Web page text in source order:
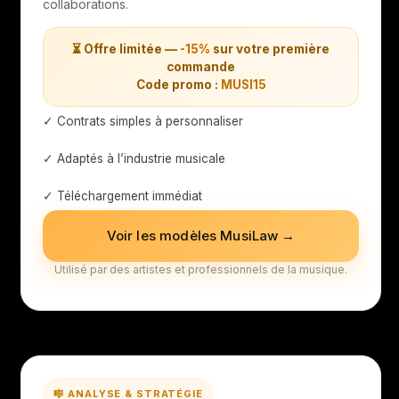
collaborations.
⏳ Offre limitée — -15% sur votre première
commande
Code promo : MUSI15
✓ Contrats simples à personnaliser
✓ Adaptés à l’industrie musicale
✓ Téléchargement immédiat
Voir les modèles MusiLaw →
Utilisé par des artistes et professionnels de la musique.
🎼 ANALYSE & STRATÉGIE